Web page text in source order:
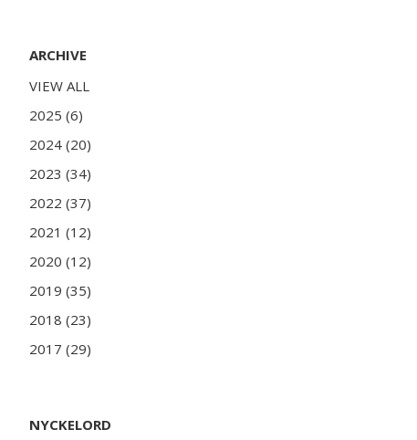
ARCHIVE
VIEW ALL
2025 (6)
2024 (20)
2023 (34)
2022 (37)
2021 (12)
2020 (12)
2019 (35)
2018 (23)
2017 (29)
NYCKELORD